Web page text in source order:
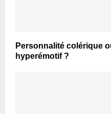
Personnalité colérique
hyperémotif ?